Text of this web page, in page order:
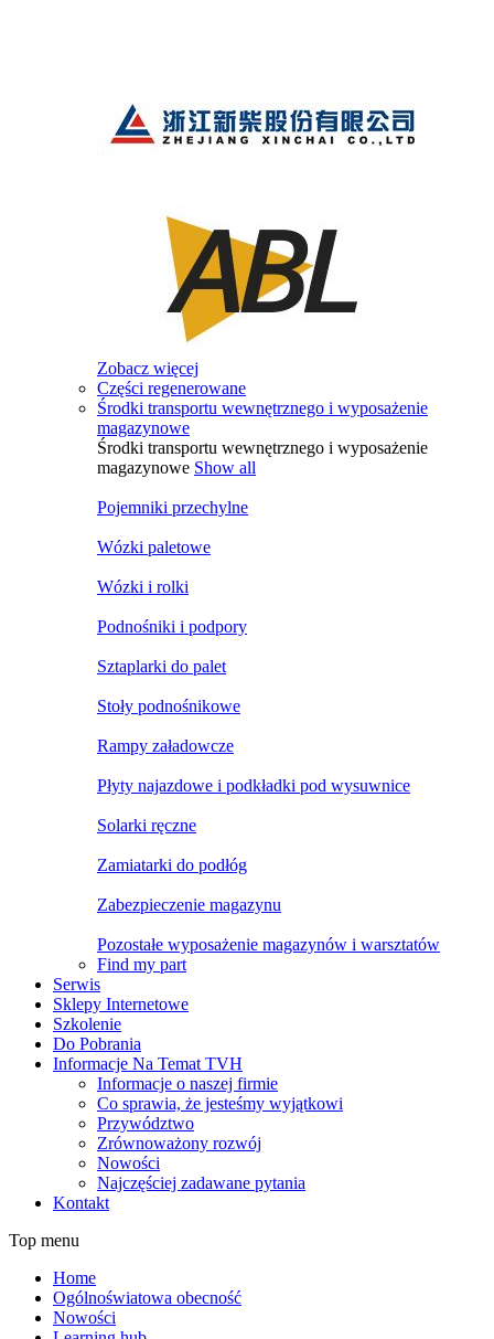
Zobacz więcej
Części regenerowane
Środki transportu wewnętrznego i wyposażenie
magazynowe
Środki transportu wewnętrznego i wyposażenie
magazynowe Show all
Pojemniki przechylne
Wózki paletowe
Wózki i rolki
Podnośniki i podpory
Sztaplarki do palet
Stoły podnośnikowe
Rampy załadowcze
Płyty najazdowe i podkładki pod wysuwnice
Solarki ręczne
Zamiatarki do podłóg
Zabezpieczenie magazynu
Pozostałe wyposażenie magazynów i warsztatów
Find my part
Serwis
Sklepy Internetowe
Szkolenie
Do Pobrania
Informacje Na Temat TVH
Informacje o naszej firmie
Co sprawia, że jesteśmy wyjątkowi
Przywództwo
Zrównoważony rozwój
Nowości
Najczęściej zadawane pytania
Kontakt
Top menu
Home
Ogólnoświatowa obecność
Nowości